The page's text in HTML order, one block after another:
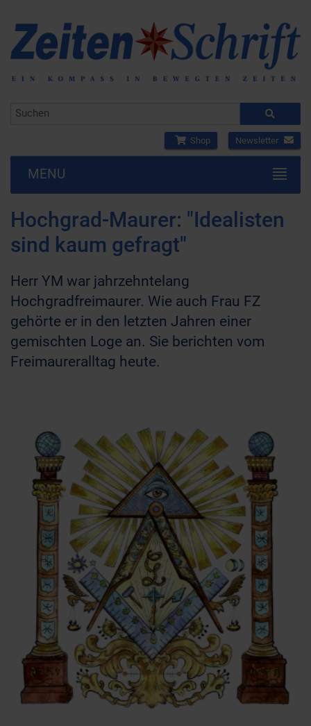
Shop Newsletter
MENU
Hochgrad-Maurer: "Idealisten
sind kaum gefragt"
Herr YM war jahrzehntelang
Hochgradfreimaurer. Wie auch Frau FZ
gehörte er in den letzten Jahren einer
gemischten Loge an. Sie berichten vom
Freimaureralltag heute.